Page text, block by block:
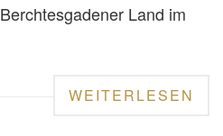
Land im
WEITERLESEN